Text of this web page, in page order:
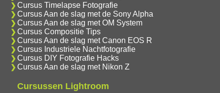
Cursus Timelapse Fotografie
Cursus Aan de slag met de Sony Alpha
Cursus Aan de slag met OM System
Cursus Compositie Tips
Cursus Aan de slag met Canon EOS R
Cursus Industriele Nachtfotografie
Cursus DIY Fotografie Hacks
Cursus Aan de slag met Nikon Z
Cursussen Lightroom